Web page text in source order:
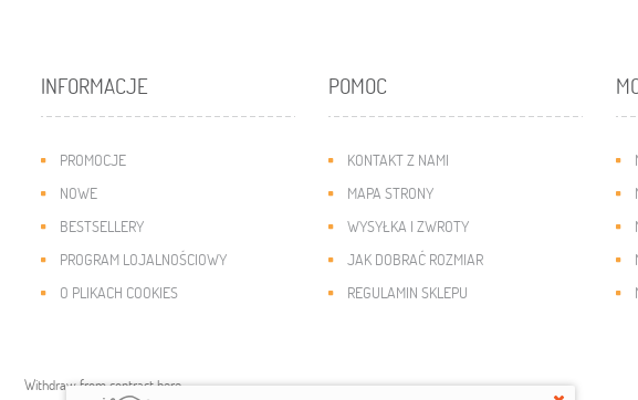
INFORMACJE
PROMOCJE
NOWE
BESTSELLERY
PROGRAM LOJALNOŚCIOWY
O PLIKACH COOKIES
POMOC
KONTAKT Z NAMI
MAPA STRONY
WYSYŁKA I ZWROTY
JAK DOBRAĆ ROZMIAR
REGULAMIN SKLEPU
Withdraw from contract here